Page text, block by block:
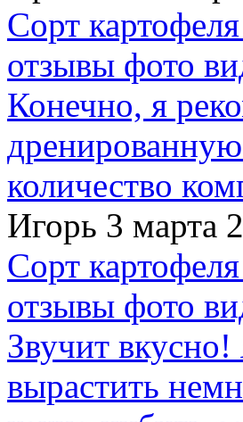
Сорт
отзывы фото
Конечно, я
количество
Игорь 3 марта
Сорт
отзывы фото
Звучит
вырастить